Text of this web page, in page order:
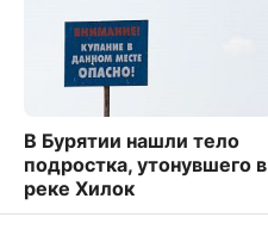
В Бурятии нашли тело
подростка, утонувшего в
реке Хилок